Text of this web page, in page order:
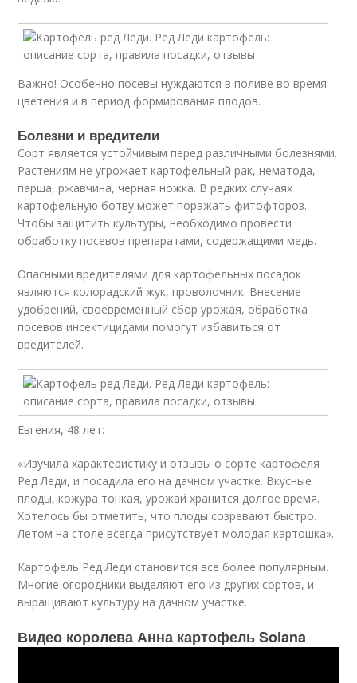
Важно! Особенно посевы нуждаются в поливе во время
цветения и в период формирования плодов.
Болезни и вредители
Сорт является устойчивым перед различными болезнями.
Растениям не угрожает картофельный рак, нематода,
парша, ржавчина, черная ножка. В редких случаях
картофельную ботву может поражать фитофтороз.
Чтобы защитить культуры, необходимо провести
обработку посевов препаратами, содержащими медь.
Опасными вредителями для картофельных посадок
являются колорадский жук, проволочник. Внесение
удобрений, своевременный сбор урожая, обработка
посевов инсектицидами помогут избавиться от
вредителей.
Евгения, 48 лет:
«Изучила характеристику и отзывы о сорте картофеля
Ред Леди, и посадила его на дачном участке. Вкусные
плоды, кожура тонкая, урожай хранится долгое время.
Хотелось бы отметить, что плоды созревают быстро.
Летом на столе всегда присутствует молодая картошка».
Картофель Ред Леди становится все более популярным.
Многие огородники выделяют его из других сортов, и
выращивают культуру на дачном участке.
Видео королева Анна картофель Solana